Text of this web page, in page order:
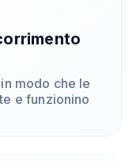
modo che le
e funzionino